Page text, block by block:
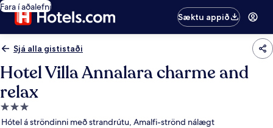
Fara í aðalefni
Sæktu appið
Sjá alla gististaði
Hotel Villa Annalara charme and
relax
3.0
stjörnu
Hótel á ströndinni með strandrútu, Amalfi-strönd nálægt